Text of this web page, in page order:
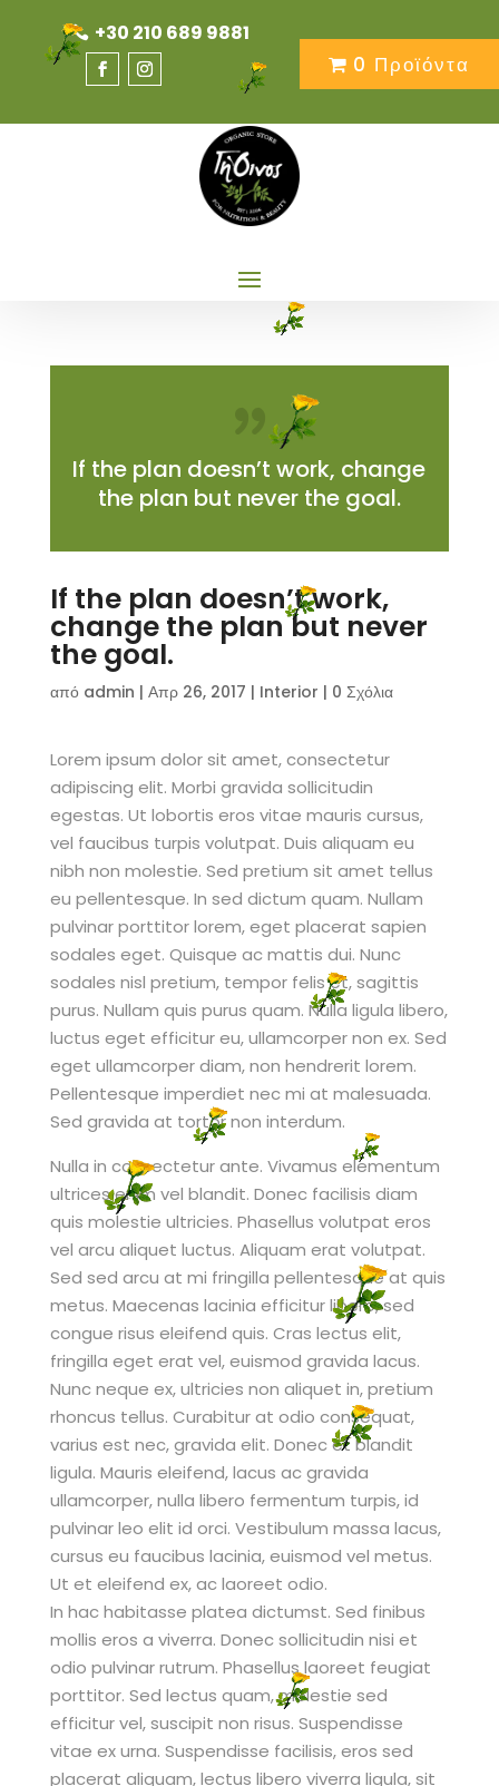
+30 210 689 9881
0 Προϊόντα
If the plan doesn’t work, change
the plan but never the goal.
If the plan doesn’t work,
change the plan but never
the goal.
από admin | Απρ 26, 2017 | Interior | 0 Σχόλια
Lorem ipsum dolor sit amet, consectetur
adipiscing elit. Morbi gravida sollicitudin
egestas. Ut lobortis eros vitae mauris cursus,
vel faucibus turpis volutpat. Duis aliquam eu
nibh non molestie. Sed pretium sit amet tellus
eu pellentesque. In sed dictum quam. Nullam
pulvinar porttitor lorem, eget placerat sapien
sodales eget. Quisque ac mattis dui. Nunc
sodales nisl pretium, tempor felis et, sagittis
purus. Nullam quis purus quam. Nulla ligula libero,
luctus eget efficitur eu, ullamcorper non ex. Sed
eget ullamcorper diam, non hendrerit lorem.
Pellentesque imperdiet nec mi at malesuada.
Sed gravida at tortor non interdum.
Nulla in consectetur ante. Vivamus elementum
ultrices enim vel blandit. Donec facilisis diam
quis molestie ultricies. Phasellus volutpat eros
vel arcu aliquet luctus. Aliquam erat volutpat.
Sed sed arcu at mi fringilla pellentesque at quis
metus. Maecenas lacinia efficitur libero, sed
congue risus eleifend quis. Cras lectus elit,
fringilla eget erat vel, euismod gravida lacus.
Nunc neque ex, ultricies non aliquet in, pretium
rhoncus tellus. Curabitur at odio consequat,
varius est nec, gravida elit. Donec et blandit
ligula. Mauris eleifend, lacus ac gravida
ullamcorper, nulla libero fermentum turpis, id
pulvinar leo elit id orci. Vestibulum massa lacus,
cursus eu faucibus lacinia, euismod vel metus.
Ut et eleifend ex, ac laoreet odio.
In hac habitasse platea dictumst. Sed finibus
mollis eros a viverra. Donec sollicitudin nisi et
odio pulvinar rutrum. Phasellus laoreet feugiat
porttitor. Sed lectus quam, molestie sed
efficitur vel, suscipit non risus. Suspendisse
vitae ex urna. Suspendisse facilisis, eros sed
placerat aliquam, lectus libero viverra ligula, sit